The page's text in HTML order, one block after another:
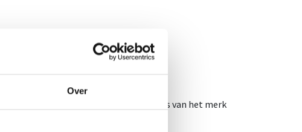
Over
en cafeïne.
is één van de grootste paradepaardjes van het merk